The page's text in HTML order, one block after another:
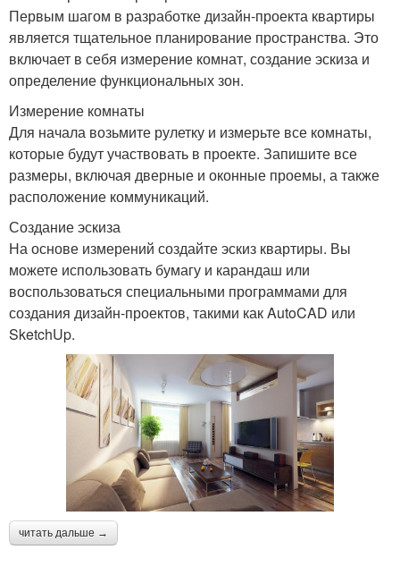
Первым шагом в разработке дизайн-проекта квартиры
является тщательное планирование пространства. Это
включает в себя измерение комнат, создание эскиза и
определение функциональных зон.
Измерение комнаты
Для начала возьмите рулетку и измерьте все комнаты,
которые будут участвовать в проекте. Запишите все
размеры, включая дверные и оконные проемы, а также
расположение коммуникаций.
Создание эскиза
На основе измерений создайте эскиз квартиры. Вы
можете использовать бумагу и карандаш или
воспользоваться специальными программами для
создания дизайн-проектов, такими как AutoCAD или
SketchUp.
читать дальше →